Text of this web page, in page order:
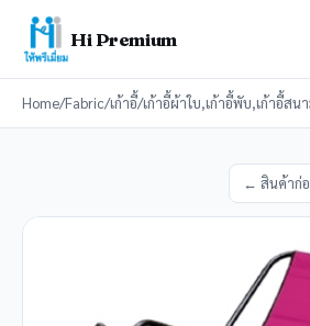
Hi Premium
Home/Fabric/เก้าอี้/เก้าอี้ผ้าใบ,เก้าอี้พับ,เก้าอี้สน
← สินค้าก่